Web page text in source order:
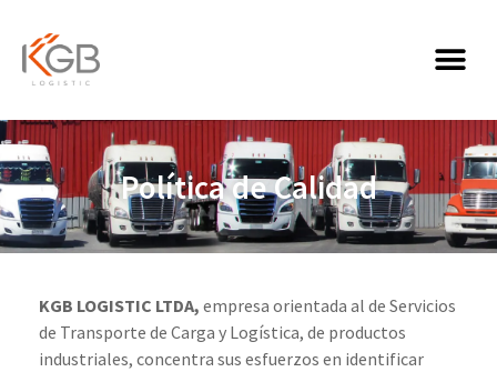
Política de Calidad
KGB LOGISTIC LTDA, empresa orientada al de Servicios
de Transporte de Carga y Logística, de productos
industriales, concentra sus esfuerzos en identificar